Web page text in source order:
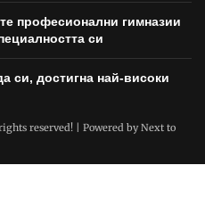
професионални гимназии
си
си, достигна най-високи
reserved! | Powered byNext to